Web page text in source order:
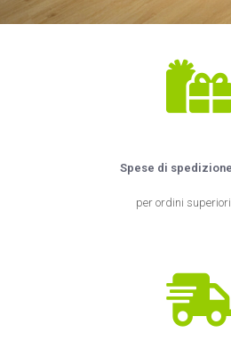
Spese di
per ordini